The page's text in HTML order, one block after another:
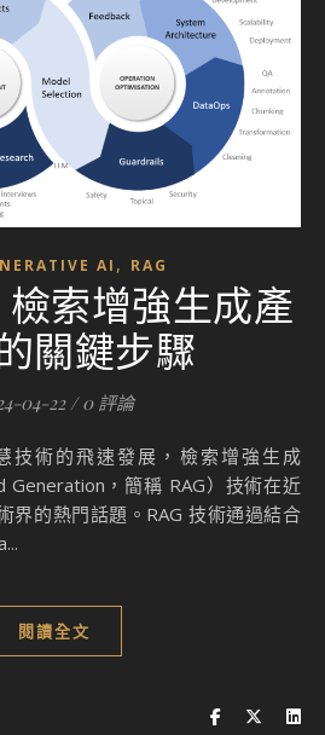
AI , RAG
檢索增強生成產
關鍵步驟
04-22 / 0 評論
Generation，簡稱 RAG）技術在近
界的熱門話題。RAG 技術通過結合
閱讀全文